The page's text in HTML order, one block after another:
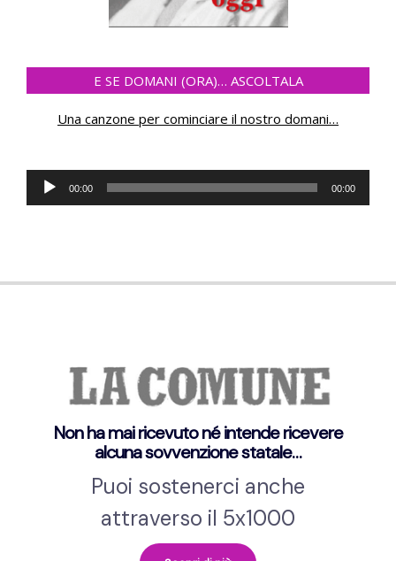
E SE DOMANI (ORA)… ASCOLTALA
Una canzone per cominciare il nostro domani…
Audio-
Player
00:00 00:00
Non ha mai ricevuto né intende ricevere
alcuna sovvenzione statale…
Puoi sostenerci anche
attraverso il 5x1000